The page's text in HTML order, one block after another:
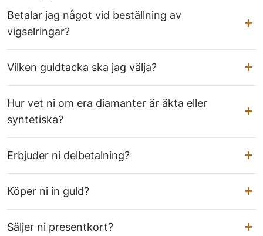
Betalar jag något vid beställning av
vigselringar?
Vilken guldtacka ska jag välja?
Hur vet ni om era diamanter är äkta eller
syntetiska?
Erbjuder ni delbetalning?
Köper ni in guld?
Säljer ni presentkort?